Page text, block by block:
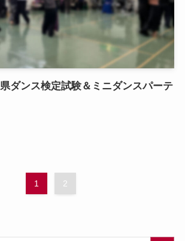
ダンス検定試験＆ミニダンスパーテ
1 2